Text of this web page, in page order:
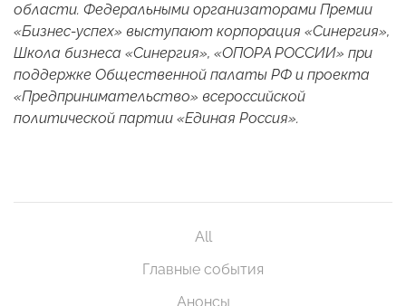
области. Федеральными организаторами Премии
«Бизнес-успех» выступают корпорация «Синергия»,
Школа бизнеса «Синергия», «ОПОРА РОССИИ» при
поддержке Общественной палаты РФ и проекта
«Предпринимательство» всероссийской
политической партии «Единая Россия».
All
Главные события
Анонсы